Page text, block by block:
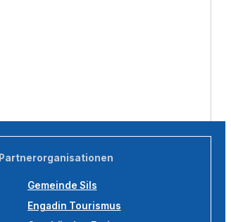
Partnerorganisationen
Gemeinde Sils
Engadin Tourismus